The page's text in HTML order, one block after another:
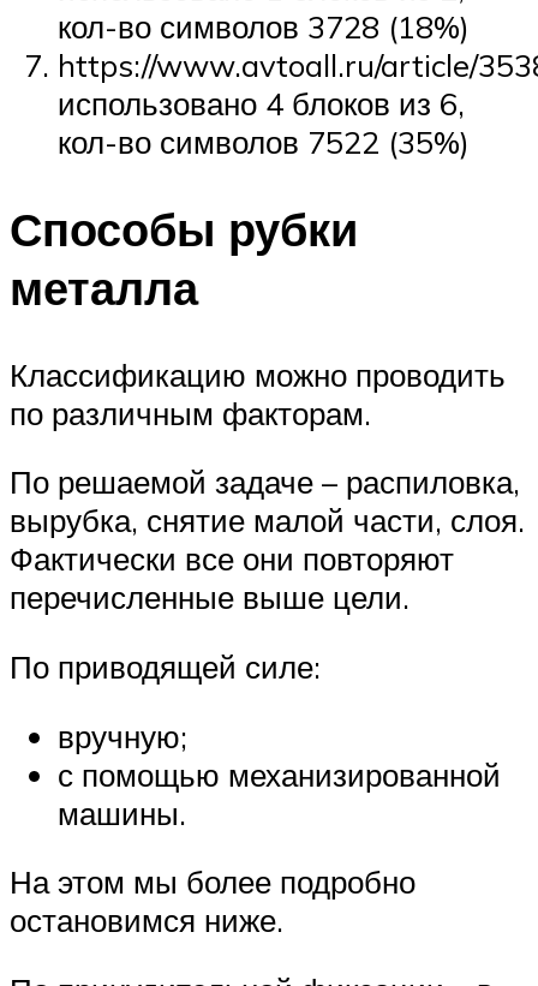
кол-во символов 3728 (18%)
https://www.avtoall.ru/article/
использовано 4 блоков из 6,
кол-во символов 7522 (35%)
Способы рубки
металла
Классификацию можно проводить
по различным факторам.
По решаемой задаче – распиловка,
вырубка, снятие малой части, слоя.
Фактически все они повторяют
перечисленные выше цели.
По приводящей силе:
вручную;
с помощью механизированной
машины.
На этом мы более подробно
остановимся ниже.